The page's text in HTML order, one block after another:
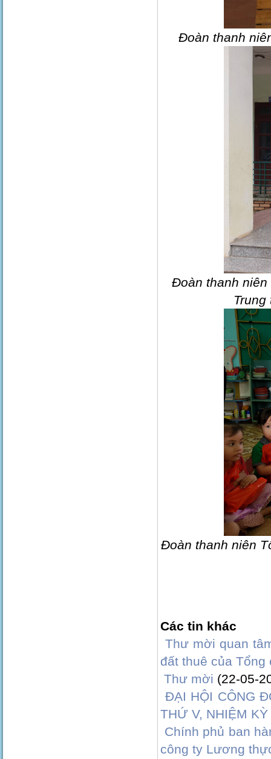
Đoàn thanh
Đoàn thanh niên
Đoàn thanh niên
Các tin khác
Thư mời quan
đất thuê của Tổng
Thư mời (22-05-
ĐẠI HỘI CÔNG
THỨ V, NHIỆM
Chính phủ ban
công ty Lương